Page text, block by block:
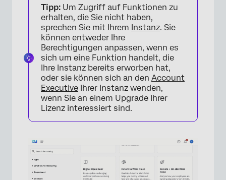
Tipp: Um Zugriff auf Funktionen zu
erhalten, die Sie nicht haben,
sprechen Sie mit Ihrem Instanz. Sie
können entweder Ihre
Berechtigungen anpassen, wenn es
sich um eine Funktion handelt, die
Ihre Instanz bereits erworben hat,
oder sie können sich an den Account
Executive Ihrer Instanz wenden,
wenn Sie an einem Upgrade Ihrer
Lizenz interessiert sind.